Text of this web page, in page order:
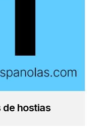
de hostias